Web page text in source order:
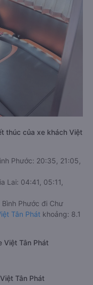
thúc của xe khách Việt
Phước: 20:35, 21:05,
Lai: 04:41, 05:11,
Phước đi Chư
Tân Phát khoảng: 8.1
Việt Tân Phát
Tân Phát